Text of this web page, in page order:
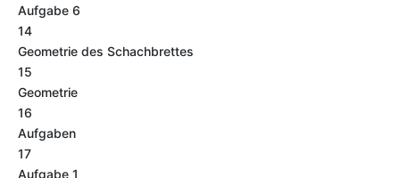
Aufgabe 6
14
Geometrie des Schachbrettes
15
Geometrie
16
Aufgaben
17
Aufgabe 1